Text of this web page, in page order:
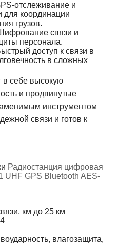
отслеживание и
для координации
грузов.
связи и
персонала.
доступ к связи в
в сложных
в себе высокую
и продвинутые
инструментом
связи и готов к
Радиостанция цифровая
UHF GPS Bluetooth AES-
км до 25 км
4
влагозащита,